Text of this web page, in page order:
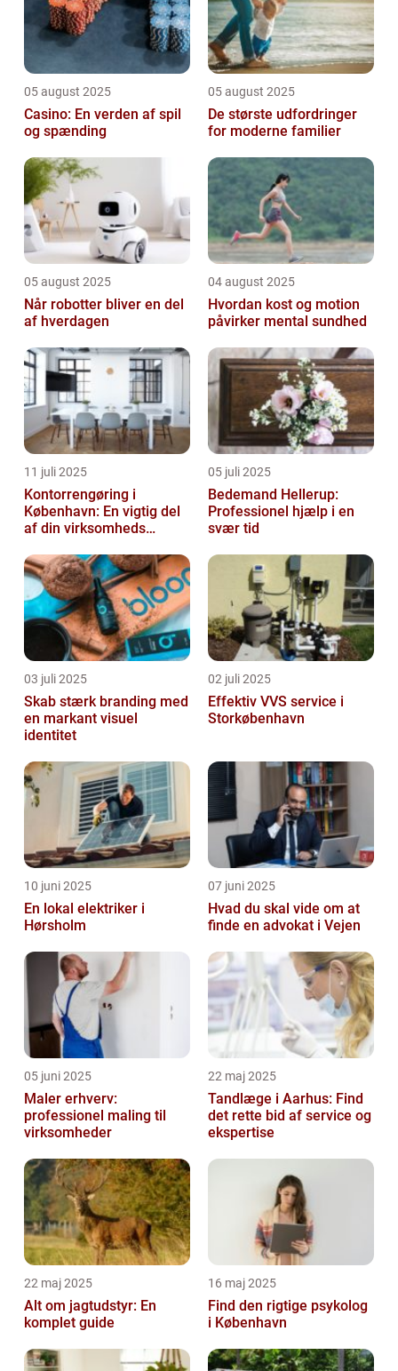
05 august 2025
Casino: En verden af spil
og spænding
05 august 2025
De største udfordringer
for moderne familier
05 august 2025
Når robotter bliver en del
af hverdagen
04 august 2025
Hvordan kost og motion
påvirker mental sundhed
11 juli 2025
Kontorrengøring i
København: En vigtig del
af din virksomheds
05 juli 2025
Bedemand Hellerup:
Professionel hjælp i en
svær tid
03 juli 2025
Skab stærk branding med
en markant visuel
identitet
02 juli 2025
Effektiv VVS service i
Storkøbenhavn
10 juni 2025
En lokal elektriker i
Hørsholm
07 juni 2025
Hvad du skal vide om at
finde en advokat i Vejen
05 juni 2025
Maler erhverv:
professionel maling til
virksomheder
22 maj 2025
Tandlæge i Aarhus: Find
det rette bid af service og
ekspertise
22 maj 2025
Alt om jagtudstyr: En
komplet guide
16 maj 2025
Find den rigtige psykolog
i København